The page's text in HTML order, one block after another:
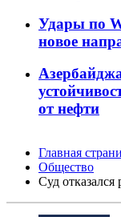
Удары по
новое
от нефти
Главная
Общество
Суд отказался